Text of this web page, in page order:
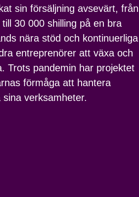
sin försäljning avsevärt, från
30 000 shilling på en bra
nära stöd och kontinuerliga
entreprenörer att växa och
Trots pandemin har projektet
förmåga att hantera
verksamheter.